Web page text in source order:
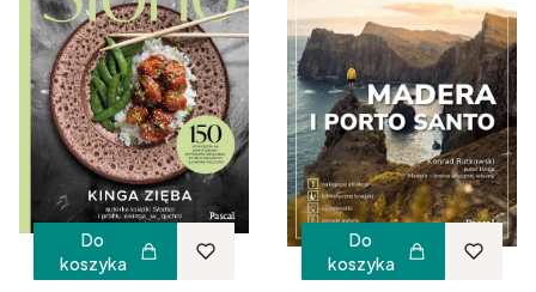
Do
koszyka
Do
koszyka